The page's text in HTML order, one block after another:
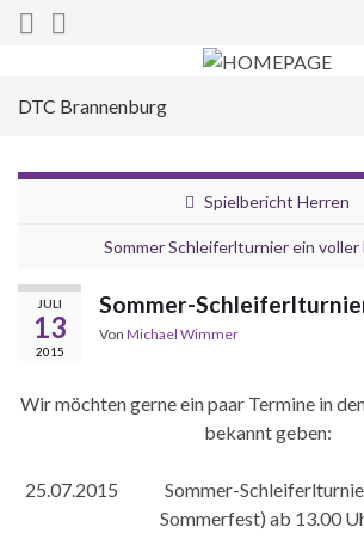
DTC Brannenburg
Spielbericht Herren
Sommer Schleiferlturnier ein voller
JULI
13
2015
Sommer-
Von Michael Wimmer
Wir möchten gerne ein paar Termine in
bekannt geben:
25.07.2015 Sommer-
Sommerfest) ab 13.00